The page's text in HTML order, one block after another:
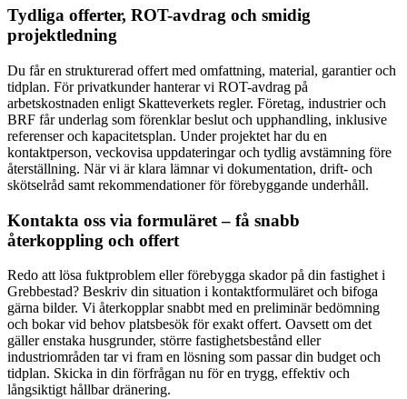
Tydliga offerter, ROT-avdrag och smidig
projektledning
Du får en strukturerad offert med omfattning, material, garantier och
tidplan. För privatkunder hanterar vi ROT-avdrag på
arbetskostnaden enligt Skatteverkets regler. Företag, industrier och
BRF får underlag som förenklar beslut och upphandling, inklusive
referenser och kapacitetsplan. Under projektet har du en
kontaktperson, veckovisa uppdateringar och tydlig avstämning före
återställning. När vi är klara lämnar vi dokumentation, drift- och
skötselråd samt rekommendationer för förebyggande underhåll.
Kontakta oss via formuläret – få snabb
återkoppling och offert
Redo att lösa fuktproblem eller förebygga skador på din fastighet i
Grebbestad? Beskriv din situation i kontaktformuläret och bifoga
gärna bilder. Vi återkopplar snabbt med en preliminär bedömning
och bokar vid behov platsbesök för exakt offert. Oavsett om det
gäller enstaka husgrunder, större fastighetsbestånd eller
industriområden tar vi fram en lösning som passar din budget och
tidplan. Skicka in din förfrågan nu för en trygg, effektiv och
långsiktigt hållbar dränering.